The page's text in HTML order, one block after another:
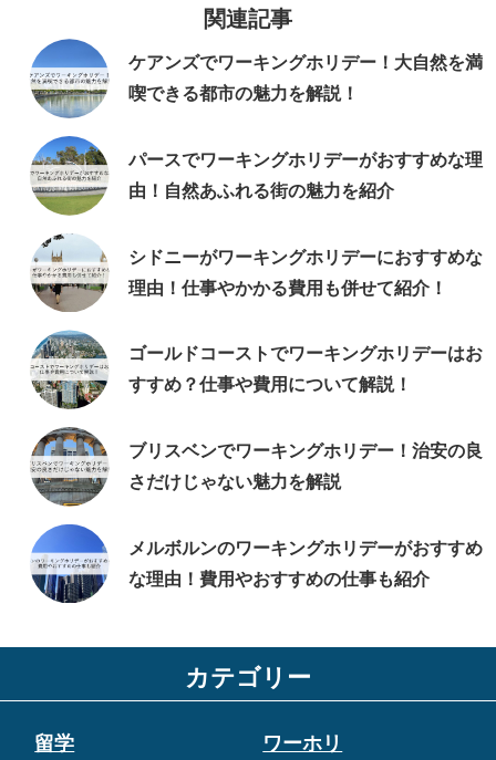
関連記事
ケアンズでワーキングホリデー！大自然を満
喫できる都市の魅力を解説！
パースでワーキングホリデーがおすすめな理
由！自然あふれる街の魅力を紹介
シドニーがワーキングホリデーにおすすめな
理由！仕事やかかる費用も併せて紹介！
ゴールドコーストでワーキングホリデーはお
すすめ？仕事や費用について解説！
ブリスベンでワーキングホリデー！治安の良
さだけじゃない魅力を解説
メルボルンのワーキングホリデーがおすすめ
な理由！費用やおすすめの仕事も紹介
カテゴリー
留学 ワーホリ